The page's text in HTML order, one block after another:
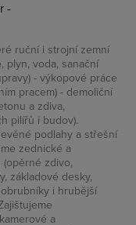
-
ruční i strojní zemní
plyn, voda, sanační
- výkopové práce
pracem) - demoliční
a zdiva,
pilířů i budov).
podlahy a střešní
zednické a
(opěrné zdivo,
základové desky,
i hrubější
a